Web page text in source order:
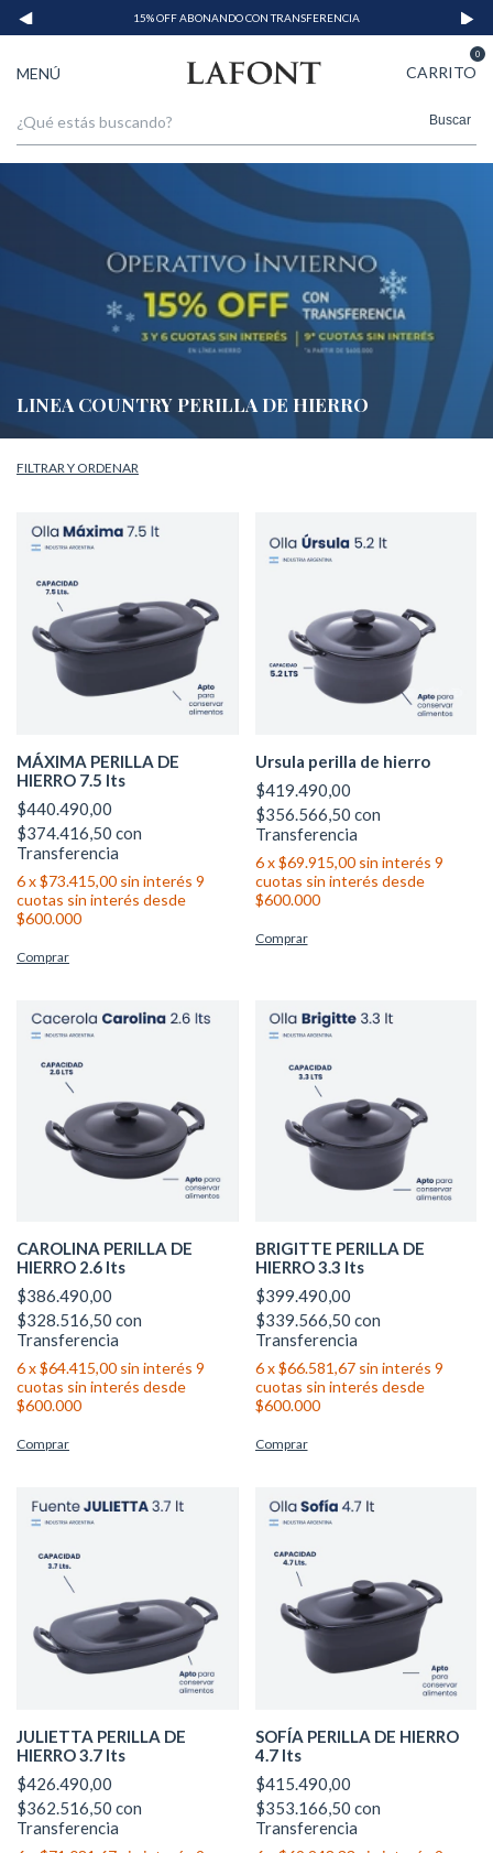
15% OFF ABONANDO CON TRANSFERENCIA
MENÚ CARRITO
0
Buscar
LINEA COUNTRY PERILLA DE HIERRO
FILTRAR Y ORDENAR
MÁXIMA PERILLA DE
HIERRO 7.5 lts
$440.490,00
$374.416,50 con
Transferencia
6x$73.415,00 sin interés
Ursula perilla de hierro
$419.490,00
$356.566,50 con
Transferencia
6 x$69.915,00 sin interés
CAROLINA PERILLA DE
HIERRO 2.6 lts
$386.490,00
$328.516,50 con
Transferencia
6x$64.415,00 sin interés
BRIGITTE PERILLA DE
HIERRO 3.3 lts
$399.490,00
$339.566,50 con
Transferencia
6 x$66.581,67 sin interés
JULIETTA PERILLA DE
HIERRO 3.7 lts
$426.490,00
$362.516,50 con
Transferencia
SOFÍA PERILLA DE HIERRO
4.7 lts
$415.490,00
$353.166,50 con
Transferencia